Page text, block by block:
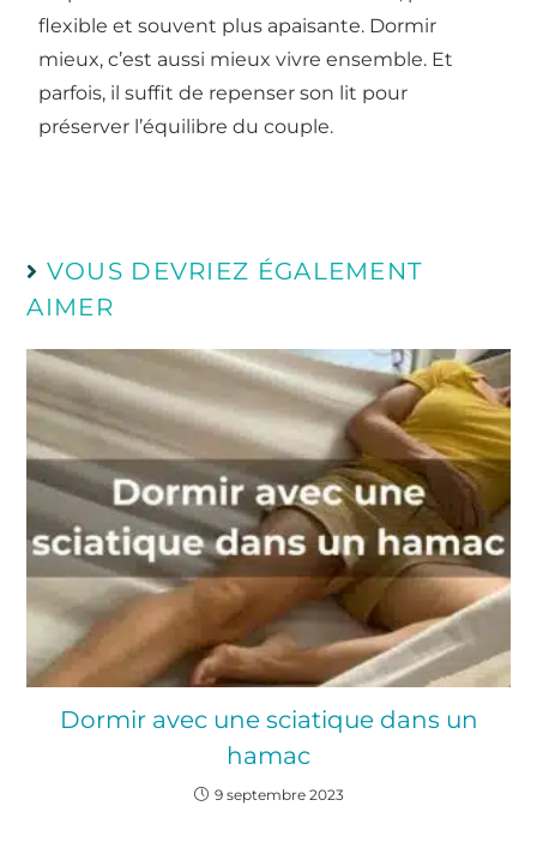
flexible et souvent plus apaisante. Dormir
mieux, c’est aussi mieux vivre ensemble. Et
parfois, il suffit de repenser son lit pour
préserver l’équilibre du couple.
VOUS DEVRIEZ ÉGALEMENT
AIMER
Dormir avec une sciatique dans un
hamac
9 septembre 2023